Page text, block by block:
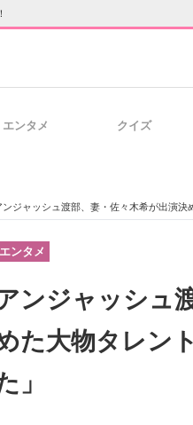
ヒント
エンタメ クイズ
ンジャッシュ渡部、妻・佐々木希が出演
エンタメ
ンジャッシュ
た大物タレン
」